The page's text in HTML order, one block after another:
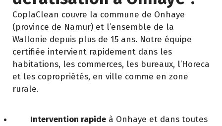
CoplaClean couvre la commune de Onhaye
(province de Namur) et l’ensemble de la
Wallonie depuis plus de 15 ans. Notre équipe
certifiée intervient rapidement dans les
habitations, les commerces, les bureaux, l’Horeca
et les copropriétés, en ville comme en zone
rurale.
Intervention rapide à Onhaye et dans toutes